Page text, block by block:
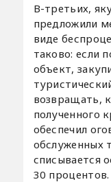
В-третьих,
предложили
виде
таково: если
объект,
возвращать,
полученного
обеспечил
обслуженных
списывается
30 процентов.